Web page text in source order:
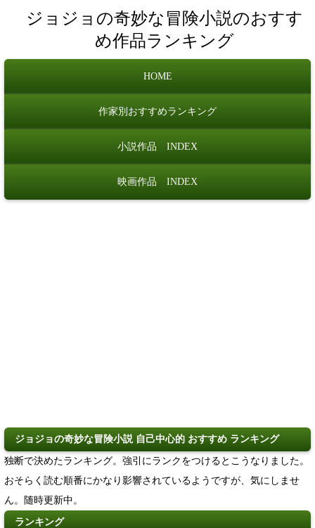
ジョジョの奇妙な冒険小説のおすす
め作品ランキング
HOME
作家別おすすめランキング
小説作品 INDEX
映画作品 INDEX
ジョジョの奇妙な冒険小説 自己中心的 おすすめ ランキング
独断で決めたランキング。強引にランクをつけるとこうなりました。
おそらく読む順番にかなり影響されているようですが、気にしませ
ん。随時更新中。
ランキング